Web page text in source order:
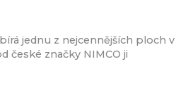
jednu z nejcennějších ploch v
české značky NIMCO ji